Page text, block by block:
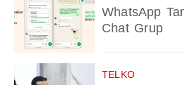
WhatsApp
Chat Grup
TELKO